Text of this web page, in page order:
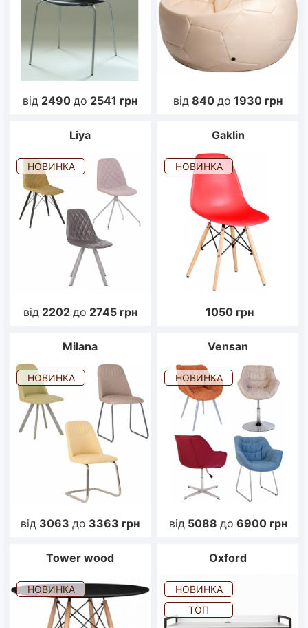
від 2490 до 2541 грн від 840 до 1930 грн
Liya
НОВИНКА
від 2202 до 2745 грн
Gaklin
НОВИНКА
1050 грн
Milana
НОВИНКА
від 3063 до 3363 грн
Vensan
НОВИНКА
від 5088 до 6900 грн
Tower wood
НОВИНКА
Oxford
НОВИНКА
ТОП